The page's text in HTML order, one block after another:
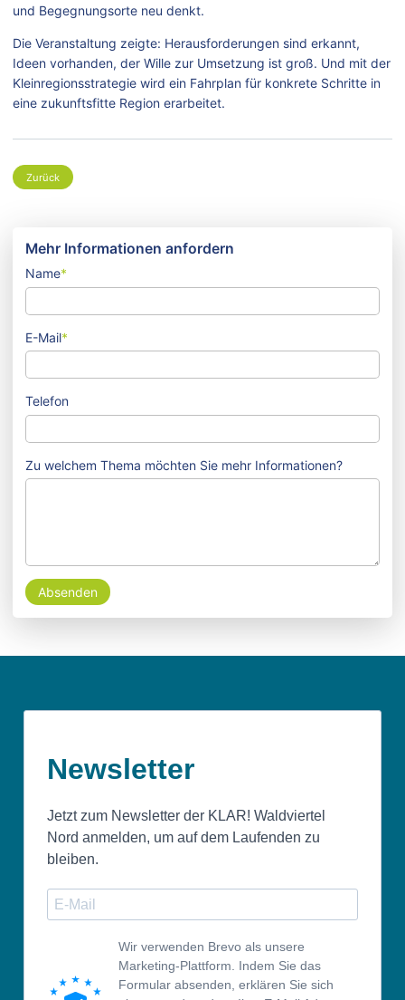
und Begegnungsorte neu denkt.
Die Veranstaltung zeigte: Herausforderungen sind erkannt,
Ideen vorhanden, der Wille zur Umsetzung ist groß. Und mit der
Kleinregionsstrategie wird ein Fahrplan für konkrete Schritte in
eine zukunftsfitte Region erarbeitet.
Zurück
Mehr Informationen anfordern
Name*
E-Mail*
Telefon
Zu welchem Thema möchten Sie mehr Informationen?
Absenden
Newsletter
Jetzt zum Newsletter der KLAR! Waldviertel
Nord anmelden, um auf dem Laufenden zu
bleiben.
Wir verwenden Brevo als unsere
Marketing-Plattform. Indem Sie das
Formular absenden, erklären Sie sich